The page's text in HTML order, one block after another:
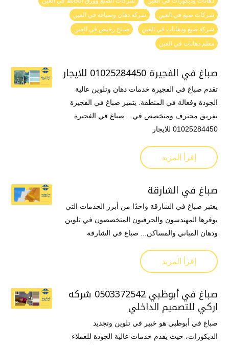
شركات صبغ في العين
شركة دهان وصباغة في العين
شركة صبغ ودهانات في العين
صباغ رخيص في العين
معلم دهانات في العين
صباغ في الفجيرة 01025284450 للايجار
تقدم صباغ في الفجيرة خدمات دهان وتلوين عالية
الجودة وفعالة في المنطقة. يتميز صباغ في الفجيرة
بفريق محترف ومتخصص في... صباغ في الفجيرة
01025284450 للايجار
إقرأ المزيد
صباغ في الشارقة
يعتبر صباغ في الشارقة واحدًا من أبرز الخدمات التي
يوفرها المهندسون والحرفيون المتخصصون في تلوين
ودهان المباني والمساكن... صباغ في الشارقة
إقرأ المزيد
صباغ في أبوظبي 0503372542 شركه
اركي للتصميم الداخلي
صباغ في أبوظبي هو خبير في تلوين وتجديد
الديكورات، حيث يقدم خدمات عالية الجودة للعملاء